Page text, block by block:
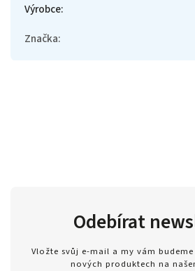
Výrobce:
Značka:
Odebírat
Vložte svůj e-mail a my vám
nových produktech na